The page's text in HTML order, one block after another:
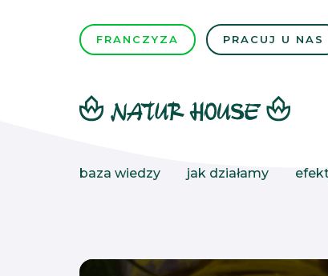
FRANCZYZA PRACUJ U NAS
baza wiedzy jak działamy